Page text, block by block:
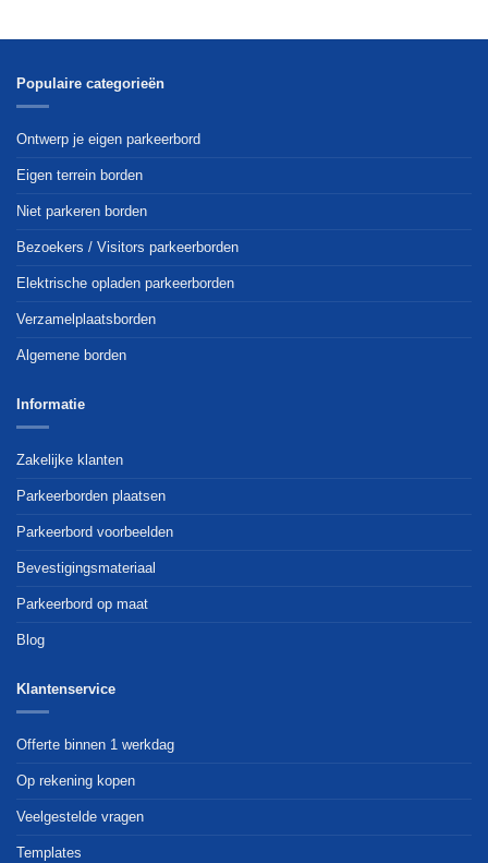
meerdere
Deze
gekozen
worden
de
meerdere
Populaire categorieën
Ontwerp je eigen parkeerbord
Eigen terrein borden
Niet parkeren borden
Bezoekers / Visitors parkeerborden
Elektrische opladen parkeerborden
Verzamelplaatsborden
Algemene borden
Informatie
Zakelijke klanten
Parkeerborden plaatsen
Parkeerbord voorbeelden
Bevestigingsmateriaal
Parkeerbord op maat
Blog
Klantenservice
Offerte binnen 1 werkdag
Op rekening kopen
Veelgestelde vragen
Templates